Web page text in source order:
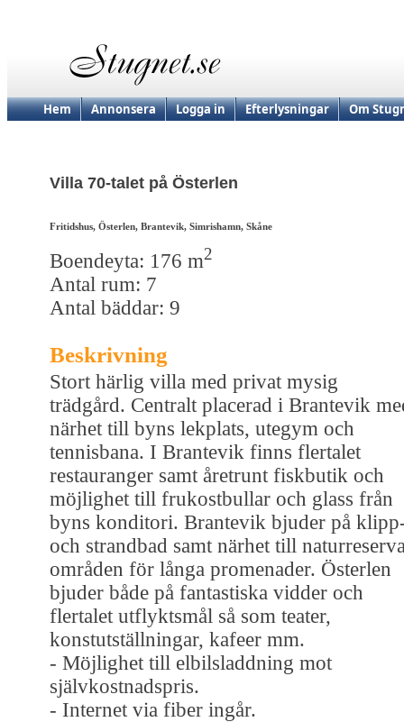
Hem Annonsera Logga in Efterlysningar Om
Villa 70-talet på Österlen
Fritidshus, Österlen, Brantevik, Simrishamn, Skåne
Boendeyta: 176 m2
Antal rum: 7
Antal bäddar: 9
Beskrivning
Stort härlig villa med privat mysig
trädgård. Centralt placerad i Brantevik
närhet till byns lekplats, utegym och
tennisbana. I Brantevik finns flertalet
restauranger samt åretrunt fiskbutik och
möjlighet till frukostbullar och glass från
byns konditori. Brantevik bjuder på
och strandbad samt närhet till
områden för långa promenader. Österlen
bjuder både på fantastiska vidder och
flertalet utflyktsmål så som teater,
konstutställningar, kafeer mm.
- Möjlighet till elbilsladdning mot
självkostnadspris.
- Internet via fiber ingår.